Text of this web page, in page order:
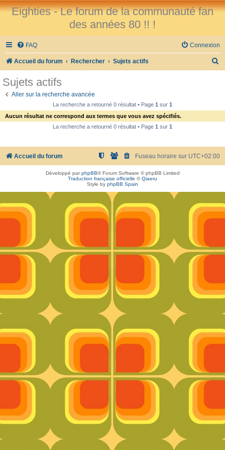
Eighties - Le forum de la communauté fan
des années 80 !! !
FAQ Connexion
Accueil du forum Rechercher Sujets actifs
e
Sujets actifs
Aller sur la recherche avancée
La recherche a retourné 0 résultat • Page 1 sur 1
Aucun résultat ne correspond aux termes que vous avez spécifiés.
La recherche a retourné 0 résultat • Page 1 sur 1
Accueil du forum Fuseau horaire sur UTC+02:00
Développé parphpBB® Forum Software © phpBB Limited
Traduction française officielle ©Qiaeru
Style by phpBB Spain